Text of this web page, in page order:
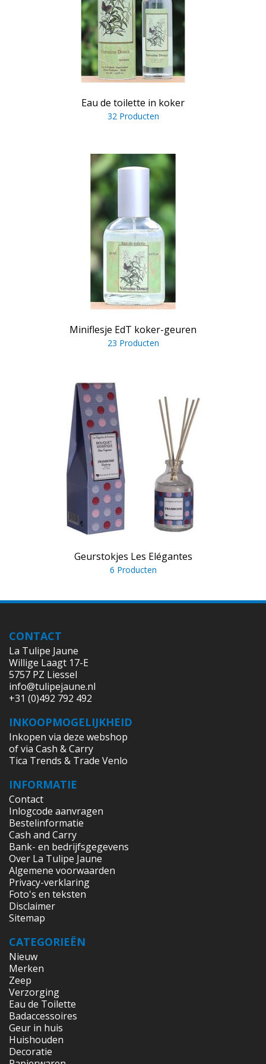
Eau de toilette in koker
32 Producten
Miniflesje EdT koker-geuren
23 Producten
Geurstokjes Les Elégantes
6 Producten
CONTACT
La Tulipe Jaune
Willige Laagt 17-E
5757 PZ Liessel
info@tulipejaune.nl
+31 (0)492 792 492
INKOOPMOGELIJKHEID
Inkopen via deze webshop
of via Cash & Carry
Tica Trends & Trade Venlo
INFORMATIE
Contact
Inlogcode aanvragen
Bestelinformatie
Cash and Carry
Bank- en bedrijfsgegevens
Over La Tulipe Jaune
Algemene voorwaarden
Privacy-verklaring
Foto's en teksten
Disclaimer
Sitemap
CATEGORIEËN
Nieuw
Merken
Zeep
Verzorging
Eau de Toilette
Badaccessoires
Geur in huis
Huishouden
Decoratie